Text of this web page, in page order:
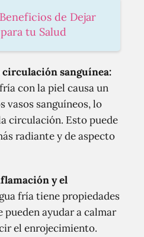
de Dejar
tu Salud
circulación sanguínea:
con la piel causa un
vasos sanguíneos, lo
circulación. Esto puede
radiante y de aspecto
y el
fría tiene propiedades
ayudar a calmar
el enrojecimiento.